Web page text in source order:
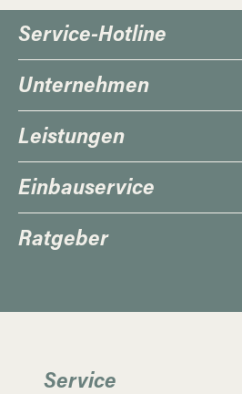
Service-Hotline
Unternehmen
Leistungen
Einbauservice
Ratgeber
Service